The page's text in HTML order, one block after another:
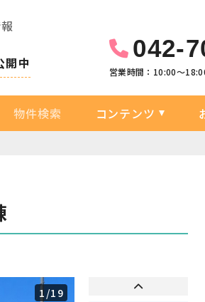
開中
042-
営業時間：10:00〜
物件検索 コンテンツ
1 /19